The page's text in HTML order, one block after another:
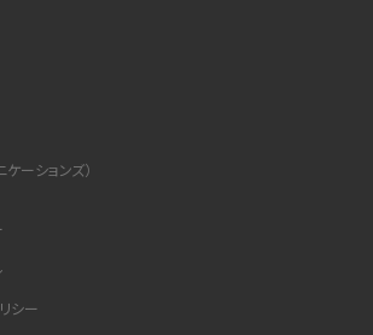
方と設定方法を紹介！ブラウザやアプリから探す方法を
ーションズ）
シー